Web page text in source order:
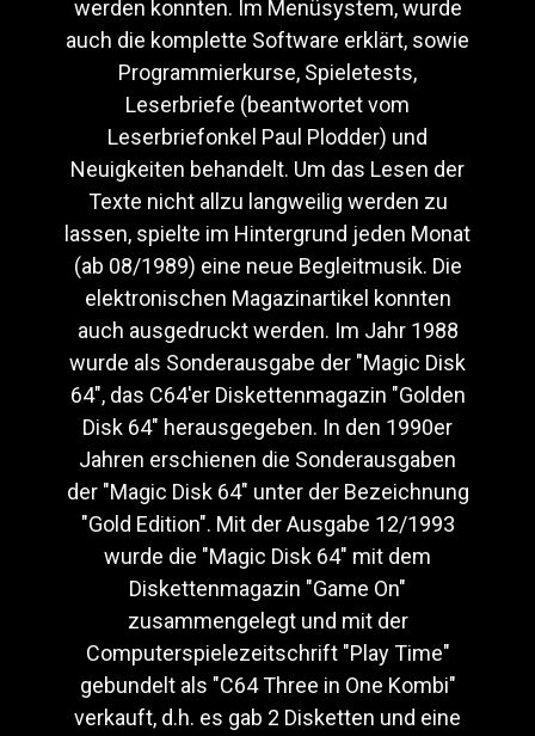
werden konnten. Im Menüsystem, wurde
auch die komplette Software erklärt, sowie
Programmierkurse, Spieletests,
Leserbriefe (beantwortet vom
Leserbriefonkel Paul Plodder) und
Neuigkeiten behandelt. Um das Lesen der
Texte nicht allzu langweilig werden zu
lassen, spielte im Hintergrund jeden Monat
(ab 08/1989) eine neue Begleitmusik. Die
elektronischen Magazinartikel konnten
auch ausgedruckt werden. Im Jahr 1988
wurde als Sonderausgabe der "Magic Disk
64", das C64'er Diskettenmagazin "Golden
Disk 64" herausgegeben. In den 1990er
Jahren erschienen die Sonderausgaben
der "Magic Disk 64" unter der Bezeichnung
"Gold Edition". Mit der Ausgabe 12/1993
wurde die "Magic Disk 64" mit dem
Diskettenmagazin "Game On"
zusammengelegt und mit der
Computerspielezeitschrift "Play Time"
gebundelt als "C64 Three in One Kombi"
verkauft, d.h. es gab 2 Disketten und eine